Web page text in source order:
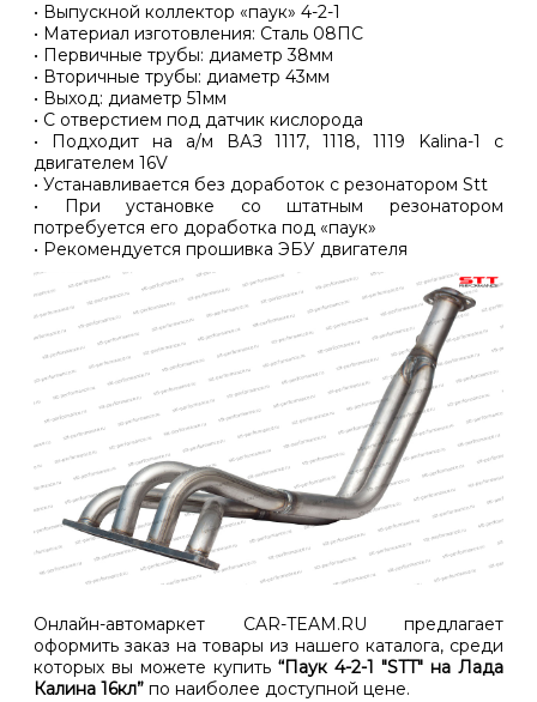
• Выпускной коллектор «паук» 4-2-1
• Материал изготовления: Сталь 08ПС
• Первичные трубы: диаметр 38мм
• Вторичные трубы: диаметр 43мм
• Выход: диаметр 51мм
• С отверстием под датчик кислорода
• Подходит на а/м ВАЗ 1117, 1118, 1119 Kalina-1 с
двигателем 16V
• Устанавливается без доработок с резонатором Stt
• При установке со штатным резонатором
потребуется его доработка под «паук»
• Рекомендуется прошивка ЭБУ двигателя
Онлайн-автомаркет CAR-TEAM.RU предлагает
оформить заказ на товары из нашего каталога, среди
которых вы можете купить “Паук 4-2-1 "STT" на Лада
Калина 16кл” по наиболее доступной цене.